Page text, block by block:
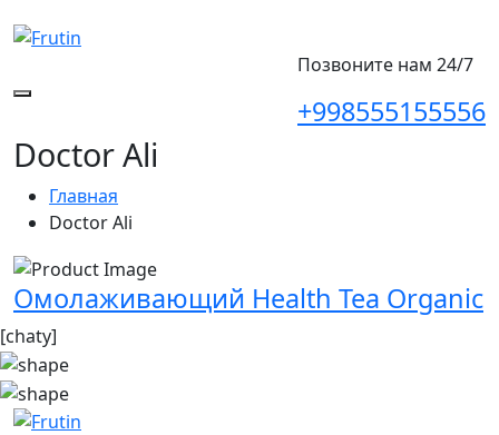
Позвоните нам 24/7
+998555155556
Doctor Ali
Главная
Doctor Ali
Омолаживающий Health Tea Organic
[chaty]